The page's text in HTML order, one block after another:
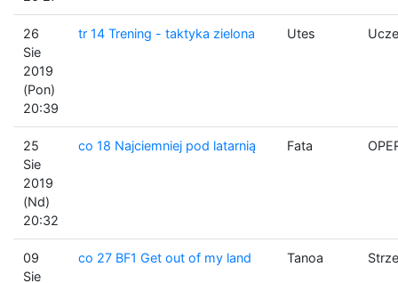
26
Sie
2019
(Pon)
20:39
tr 14 Trening - taktyka zielona Utes
25
Sie
2019
(Nd)
20:32
co 18 Najciemniej pod latarnią Fata
09
Sie
co 27 BF1 Get out of my land Tanoa